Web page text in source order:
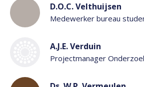
D.O.C. Velthuijsen
Medewerker bureau
A.J.E. Verduin
Projectmanager